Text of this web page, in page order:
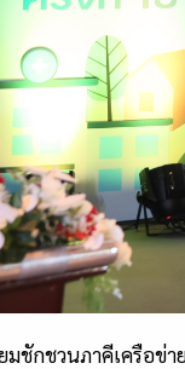
มชักชวนภาคีเครือข่